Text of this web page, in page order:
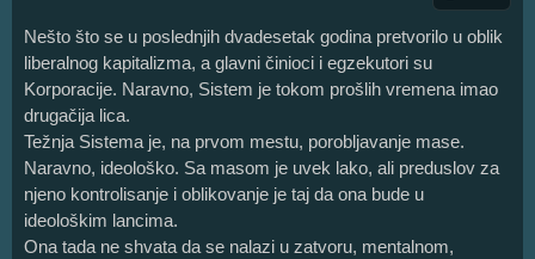
Nešto što se u poslednjih dvadesetak godina pretvorilo u oblik
liberalnog kapitalizma, a glavni činioci i egzekutori su
Korporacije. Naravno, Sistem je tokom prošlih vremena imao
drugačija lica.
Težnja Sistema je, na prvom mestu, porobljavanje mase.
Naravno, ideološko. Sa masom je uvek lako, ali preduslov za
njeno kontrolisanje i oblikovanje je taj da ona bude u
ideološkim lancima.
Ona tada ne shvata da se nalazi u zatvoru, mentalnom,